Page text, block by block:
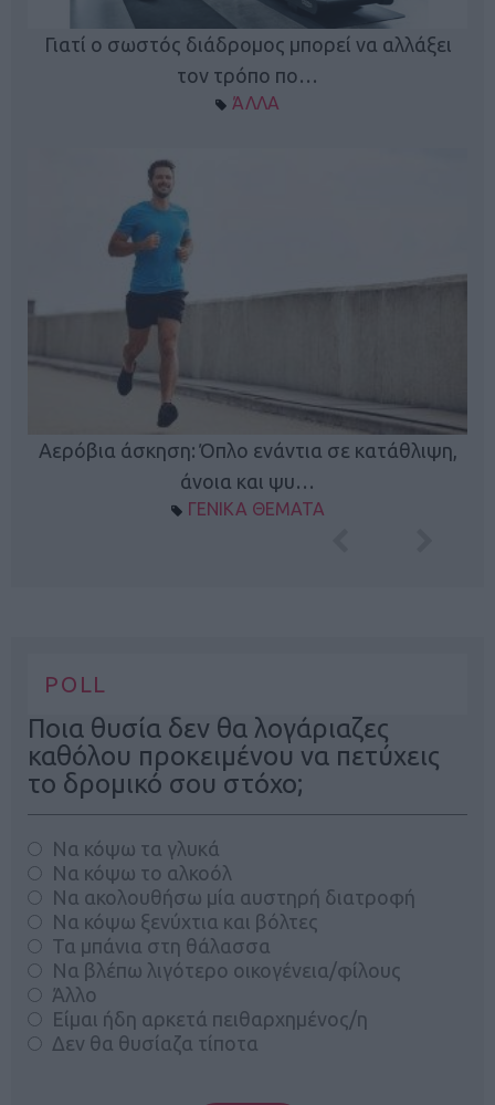
Γιατί ο σωστός διάδρομος μπορεί να αλλάξει
τον τρόπο πο…
ΆΛΛΑ
Αερόβια άσκηση: Όπλο ενάντια σε κατάθλιψη,
άνοια και ψυ…
ΓΕΝΙΚΑ ΘΕΜΑΤΑ
POLL
Ποια θυσία δεν θα λογάριαζες
καθόλου προκειμένου να πετύχεις
το δρομικό σου στόχο;
Να κόψω τα γλυκά
Να κόψω το αλκοόλ
Να ακολουθήσω μία αυστηρή διατροφή
Να κόψω ξενύχτια και βόλτες
Τα μπάνια στη θάλασσα
Να βλέπω λιγότερο οικογένεια/φίλους
Άλλο
Είμαι ήδη αρκετά πειθαρχημένος/η
Δεν θα θυσίαζα τίποτα